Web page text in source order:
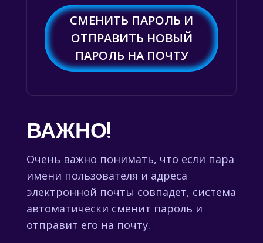
СМЕНИТЬ ПАРОЛЬ И
ОТПРАВИТЬ НОВЫЙ
ПАРОЛЬ НА ПОЧТУ
ВАЖНО!
Очень важно понимать, что если пара
имени пользователя и адреса
электронной почты совпадет, система
автоматически сменит пароль и
отправит его на почту.